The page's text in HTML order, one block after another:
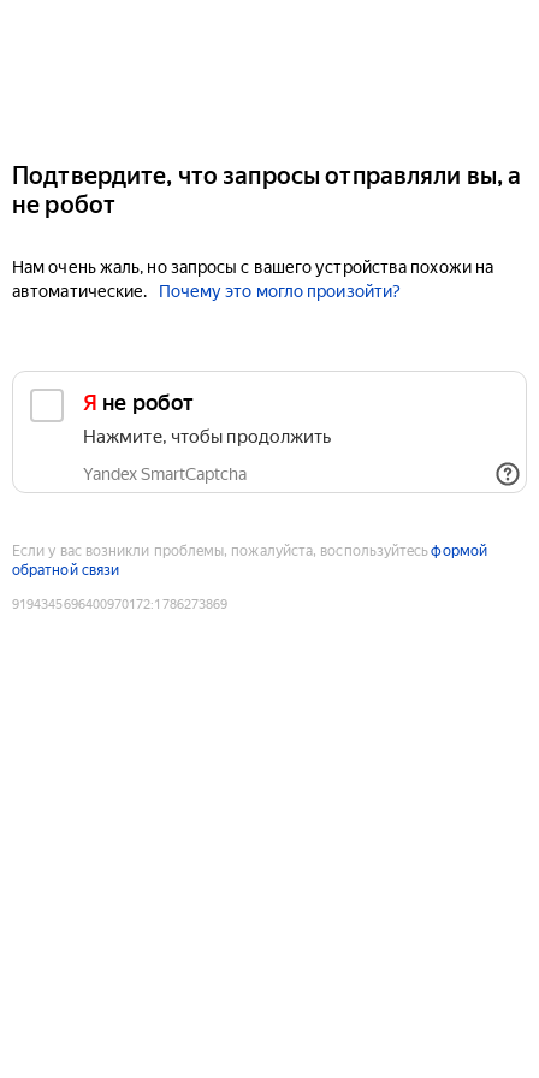
Подтвердите, что запросы отправляли вы, а
не робот
Нам очень жаль, но запросы с вашего устройства похожи на
автоматические.
Почему это могло произойти?
Я не робот
Нажмите, чтобы продолжить
Yandex SmartCaptcha
Если у вас возникли проблемы, пожалуйста, воспользуйтесьформой
обратной связи
9194345696400970172:1786273869